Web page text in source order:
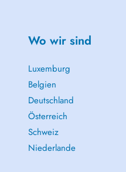
Wo wir sind
Luxemburg
Belgien
Deutschland
Österreich
Schweiz
Niederlande